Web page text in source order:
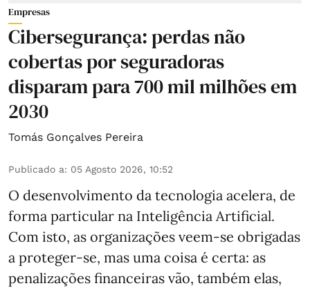
Empresas
Cibersegurança: perdas não
cobertas por seguradoras
disparam para 700 mil milhões em
2030
Tomás Gonçalves Pereira
Publicado a: 05 Agosto 2026, 10:52
O desenvolvimento da tecnologia acelera, de
forma particular na Inteligência Artificial.
Com isto, as organizações veem-se obrigadas
a proteger-se, mas uma coisa é certa: as
penalizações financeiras vão, também elas,